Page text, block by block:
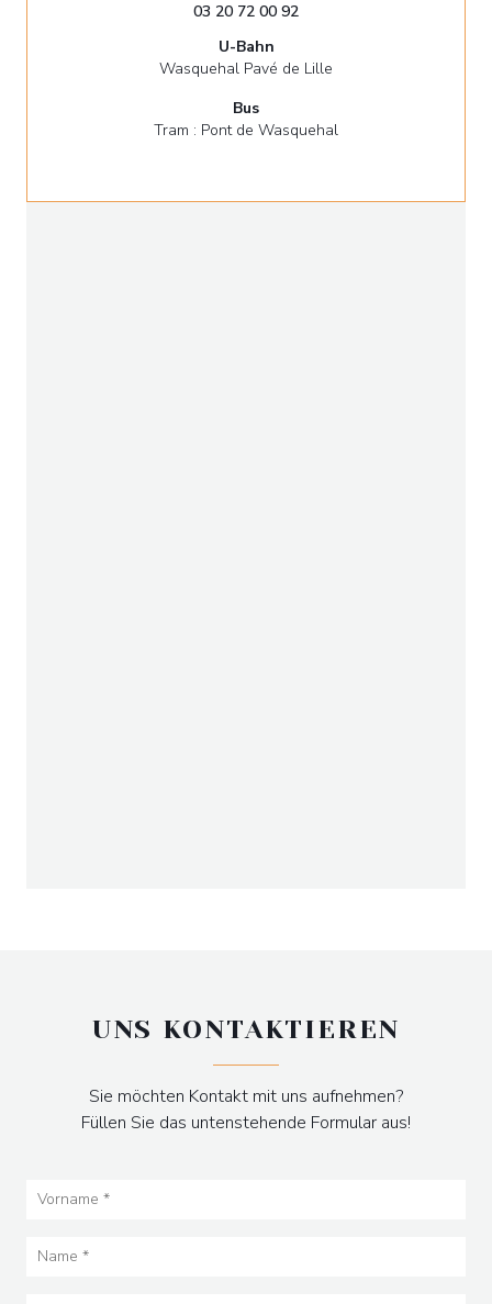
03 20 72 00 92
U-Bahn
Wasquehal Pavé de Lille
Bus
Tram : Pont de Wasquehal
UNS KONTAKTIEREN
Sie möchten Kontakt mit uns aufnehmen?
Füllen Sie das untenstehende Formular aus!